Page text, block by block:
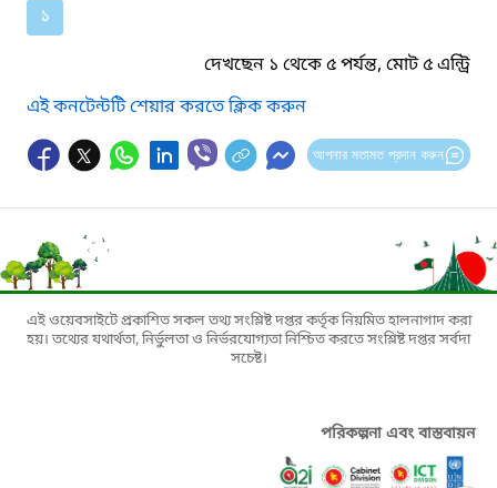
১
দেখছেন ১ থেকে ৫ পর্যন্ত, মোট ৫ এন্ট্রি
এই কনটেন্টটি শেয়ার করতে ক্লিক করুন
আপনার মতামত প্রদান করুন
এই ওয়েবসাইটে প্রকাশিত সকল তথ্য সংশ্লিষ্ট দপ্তর কর্তৃক নিয়মিত হালনাগাদ করা
হয়। তথ্যের যথার্থতা, নির্ভুলতা ও নির্ভরযোগ্যতা নিশ্চিত করতে সংশ্লিষ্ট দপ্তর সর্বদা
সচেষ্ট।
পরিকল্পনা এবং বাস্তবায়ন